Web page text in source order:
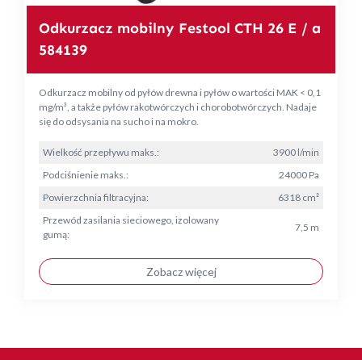
Odkurzacz mobilny Festool CTH 26 E / a
584139
Odkurzacz mobilny od pyłów drewna i pyłów o wartości MAK < 0,1
mg/m³, a także pyłów rakotwórczych i chorobotwórczych. Nadaje
się do odsysania na sucho i na mokro.
Wielkość przepływu maks.:
3900 l/min
Podciśnienie maks.:
24000 Pa
Powierzchnia filtracyjna:
6318 cm²
Przewód zasilania sieciowego, izolowany
gumą:
7,5 m
Zobacz więcej